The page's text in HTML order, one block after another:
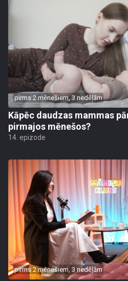
pirms 2 mēnešiem, 3 nedēļām
Kāpēc daudzas mammas
pirmajos mēnešos?
14. epizode
pirms 2 mēnešiem, 3 nedēļām